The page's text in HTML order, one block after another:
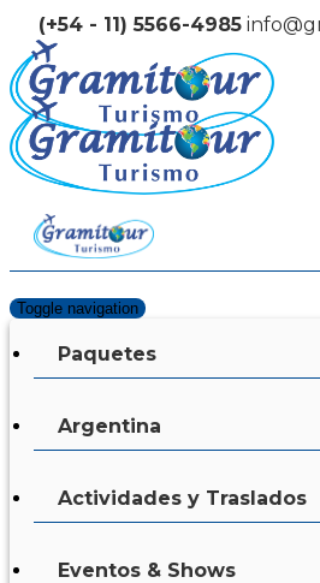
(+54 - 11) 5566-4985
Toggle navigation
Paquetes
Argentina
Actividades y Traslados
Eventos & Shows